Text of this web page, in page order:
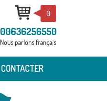
0
00636256550
Nous parlons français
CONTACTER